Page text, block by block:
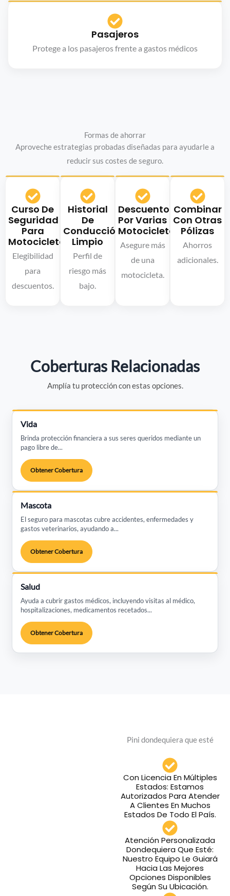
Pasajeros
Protege a los pasajeros frente a gastos médicos
Formas de ahorrar
Aproveche estrategias probadas diseñadas para ayudarle a
reducir sus costes de seguro.
Curso De
Seguridad
Para
Motocicletas
Elegibilidad
para
descuentos.
Historial
De
Conducción
Limpio
Perfil de
riesgo más
bajo.
Descuentos
Por Varias
Motocicletas
Asegure más
de una
motocicleta.
Combinar
Con Otras
Pólizas
Ahorros
adicionales.
Coberturas Relacionadas
Amplía tu protección con estas opciones.
Vida
Brinda protección financiera a sus seres queridos mediante un
pago libre de...
Obtener Cobertura
Mascota
El seguro para mascotas cubre accidentes, enfermedades y
gastos veterinarios, ayudando a...
Obtener Cobertura
Salud
Ayuda a cubrir gastos médicos, incluyendo visitas al médico,
hospitalizaciones, medicamentos recetados...
Obtener Cobertura
Pini dondequiera que esté
Con Licencia En Múltiples
Estados: Estamos
Autorizados Para Atender
A Clientes En Muchos
Estados De Todo El País.
Atención Personalizada
Dondequiera Que Esté:
Nuestro Equipo Le Guiará
Hacia Las Mejores
Opciones Disponibles
Según Su Ubicación.